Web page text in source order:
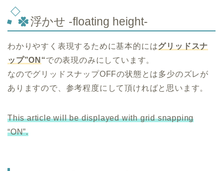
浮かせ -floating height-
わかりやすく表現するために基本的にはグリッドスナ
ップ”ON “での表現のみにしています。
なのでグリッドスナップOFFの状態とは多少のズレが
ありますので、参考程度にして頂ければと思います。
This article will be displayed with grid snapping
“ON”.